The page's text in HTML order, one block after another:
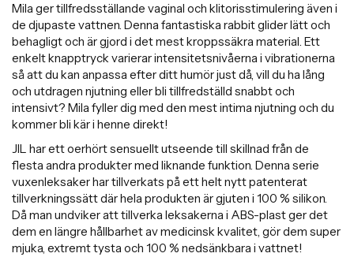
Mila ger tillfredsställande vaginal och klitorisstimulering även i
de djupaste vattnen. Denna fantastiska rabbit glider lätt och
behagligt och är gjord i det mest kroppssäkra material. Ett
enkelt knapptryck varierar intensitetsnivåerna i vibrationerna
så att du kan anpassa efter ditt humör just då, vill du ha lång
och utdragen njutning eller bli tillfredställd snabbt och
intensivt? Mila fyller dig med den mest intima njutning och du
kommer bli kär i henne direkt!
JIL har ett oerhört sensuellt utseende till skillnad från de
flesta andra produkter med liknande funktion. Denna serie
vuxenleksaker har tillverkats på ett helt nytt patenterat
tillverkningssätt där hela produkten är gjuten i 100 % silikon.
Då man undviker att tillverka leksakerna i ABS-plast ger det
dem en längre hållbarhet av medicinsk kvalitet, gör dem super
mjuka, extremt tysta och 100 % nedsänkbara i vattnet!